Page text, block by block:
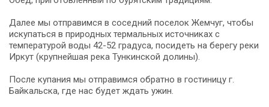
Далее мы отправимся в соседний поселок Жемчуг, чтобы
искупаться в природных термальных источниках с
температурой воды 42-52 градуса, посидеть на берегу реки
Иркут (крупнейшая река Тункинской долины).
После купания мы отправимся обратно в гостиницу г.
Байкальска, где нас будет ждать ужин.